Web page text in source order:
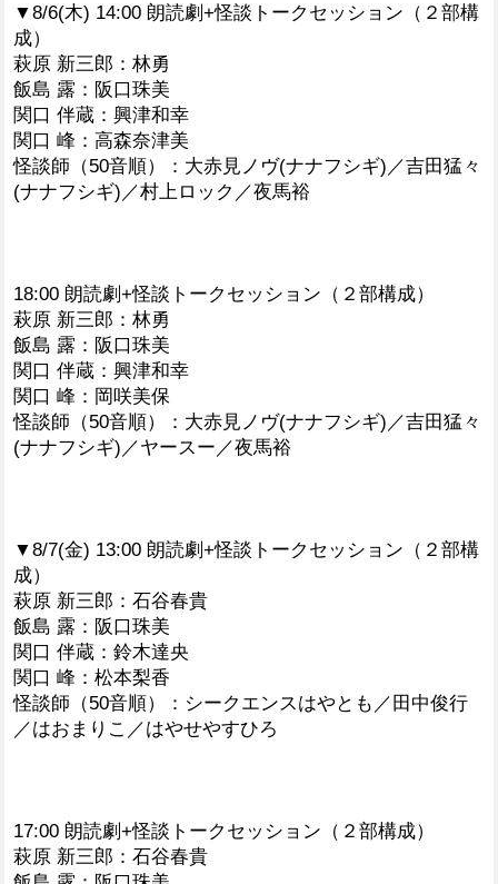
▼8/6(木) 14:00 朗読劇+怪談トークセッション（２部構
成）
萩原 新三郎：林勇
飯島 露：阪口珠美
関口 伴蔵：興津和幸
関口 峰：高森奈津美
怪談師（50音順）：大赤見ノヴ(ナナフシギ)／吉田猛々
(ナナフシギ)／村上ロック／夜馬裕
18:00 朗読劇+怪談トークセッション（２部構成）
萩原 新三郎：林勇
飯島 露：阪口珠美
関口 伴蔵：興津和幸
関口 峰：岡咲美保
怪談師（50音順）：大赤見ノヴ(ナナフシギ)／吉田猛々
(ナナフシギ)／ヤースー／夜馬裕
▼8/7(金) 13:00 朗読劇+怪談トークセッション（２部構
成）
萩原 新三郎：石谷春貴
飯島 露：阪口珠美
関口 伴蔵：鈴木達央
関口 峰：松本梨香
怪談師（50音順）：シークエンスはやとも／田中俊行
／はおまりこ／はやせやすひろ
17:00 朗読劇+怪談トークセッション（２部構成）
萩原 新三郎：石谷春貴